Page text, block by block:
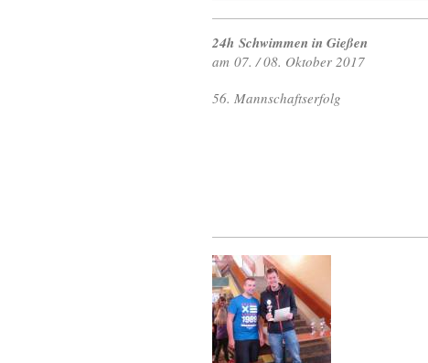
24h Schwimmen in Gießen
am 07. / 08. Oktober 2017
56. Mannschaftserfolg